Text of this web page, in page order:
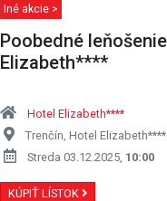
Iné akcie >
Poobedné
Elizabeth****
Hotel Elizabeth****
Trenčín, Hotel Elizabeth****
Streda 03.12.2025, 10:00
KÚPIŤ LÍSTOK